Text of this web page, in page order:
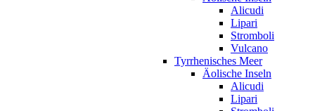
Alicudi
Lipari
Stromboli
Vulcano
Tyrrhenisches Meer
Äolische Inseln
Alicudi
Lipari